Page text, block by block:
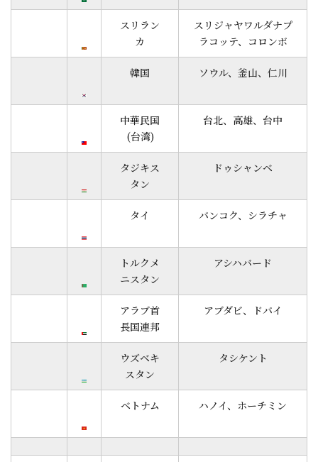
スリラン
カ
スリジャヤワルダナプ
ラコッテ、コロンボ
韓国 ソウル、釜山、仁川
中華民国
(台湾)
台北、高雄、台中
タジキス
タン
ドゥシャンベ
タイ バンコク、シラチャ
トルクメ
ニスタン
アシハバード
アラブ首
長国連邦
アブダビ、ドバイ
ウズベキ
スタン
タシケント
ベトナム ハノイ、ホーチミン